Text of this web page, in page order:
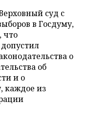
суд с
в Госдуму,
что
о
об
и о
каждое из